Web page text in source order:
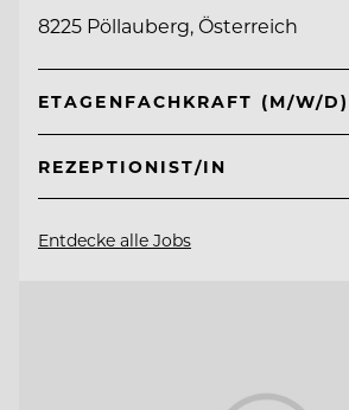
8225 Pöllauberg, Österreich
ETAGENFACHKRAFT (M/W/D)
REZEPTIONIST/IN
Entdecke alle Jobs